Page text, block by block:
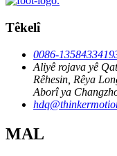
Têkelî
0086-
Aliyê rojava yê
Rêhesin, Rêya
Aborî ya
MAL